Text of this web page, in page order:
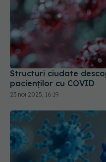
Structuri ciudate
pacienților cu COVID
23 noi 2025, 16:19